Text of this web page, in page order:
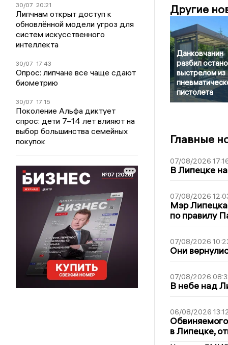
30/07 20:21
Липчнам открыт доступ к
обновлённой модели угроз для
систем искусственного
интеллекта
30/07 17:43
Опрос: липчане все чаще сдают
биометрию
30/07 17:15
Поколение Альфа диктует
спрос: дети 7–14 лет влияют на
выбор большинства семейных
покупок
Другие
Данковчанин
разбил
выстрелом из
пистолета
Главные
07/08/2026
В Липецке
07/08/2026
Мэр
по правилу
07/08/2026
Они
07/08/2026
В небе над
06/08/2026
в Липецке,